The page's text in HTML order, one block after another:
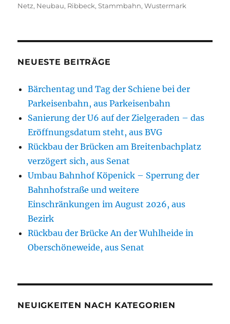
Netz, Neubau, Ribbeck,Stammbahn,Wustermark
NEUESTE BEITRÄGE
Bärchentag und Tag der Schiene bei der
Parkeisenbahn, aus Parkeisenbahn
Sanierung der U6 auf der Zielgeraden – das
Eröffnungsdatum steht, aus BVG
Rückbau der Brücken am Breitenbachplatz
verzögert sich, aus Senat
Umbau Bahnhof Köpenick – Sperrung der
Bahnhofstraße und weitere
Einschränkungen im August 2026, aus
Bezirk
Rückbau der Brücke An der Wuhlheide in
Oberschöneweide, aus Senat
NEUIGKEITEN NACH KATEGORIEN